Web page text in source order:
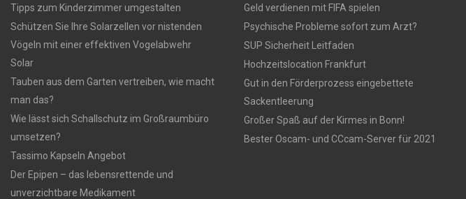
Tipps zum Kinderzimmer umgestalten
Schützen Sie Ihre Solarzellen vor nistenden
Vögeln mit einer effektiven Vogelabwehr
Solar
Tauben aus dem Garten vertreiben, wie macht
man das?
Wie lässt sich Schallschutz im Großraumbüro
umsetzen?
Tassimo Kapseln Angebot
Der Epipen – das lebensrettende und
unverzichtbare Medikament
Geld verdienen mit FIFA spielen
Psychische Probleme sofort zum Arzt?
SUP Sicherheit Leitfaden
Hochzeitslocation Frankfurt
Gut in den Förderprozess eingebettete
Sackentleerung
Großer Spaß auf der Kirmes in Bonn!
Bester Oscam- und CCcam-Server für 2021